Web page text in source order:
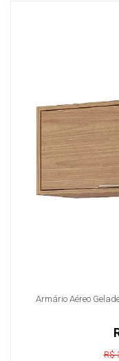
Armário Aéreo
R$